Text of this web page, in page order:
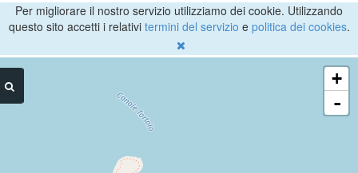
Per migliorare il nostro servizio utilizziamo dei cookie. Utilizzando
questo sito accetti i relativi termini del servizio e politica dei cookies.
+
-